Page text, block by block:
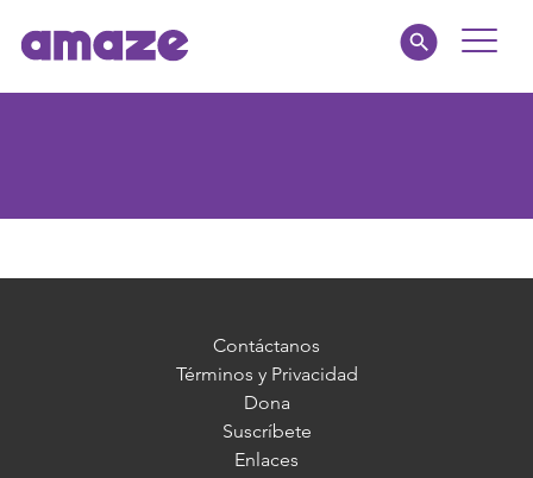
Toggle
Contáctanos
Términos y Privacidad
Dona
Suscríbete
Enlaces